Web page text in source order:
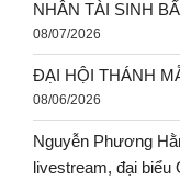
NHÂN TÀI SINH
08/07/2026
ĐẠI HỘI THÁNH
08/06/2026
Nguyễn Phương
livestream, đại biểu